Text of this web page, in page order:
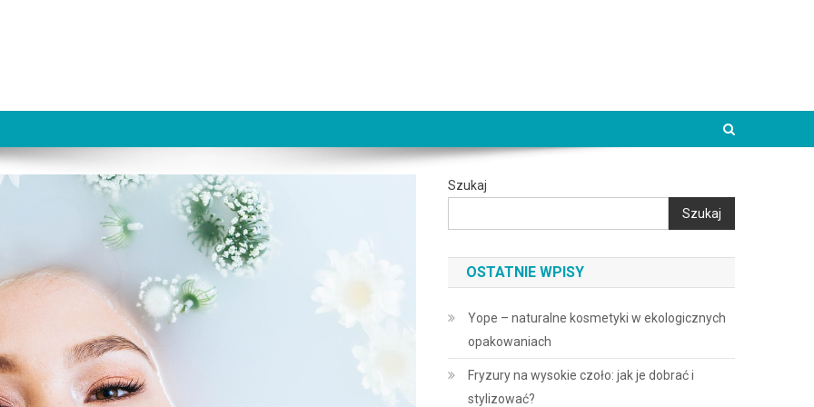
Szukaj
Szukaj
OSTATNIE WPISY
Yope – naturalne kosmetyki w ekologicznych
opakowaniach
Fryzury na wysokie czoło: jak je dobrać i
stylizować?